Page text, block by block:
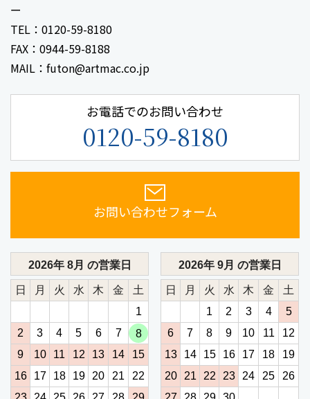
ー
TEL：0120-59-8180
FAX：0944-59-8188
MAIL：futon@artmac.co.jp
お電話でのお問い合わせ
0120-59-8180
お問い合わせフォーム